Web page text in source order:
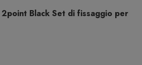
Black Set di fissaggio per